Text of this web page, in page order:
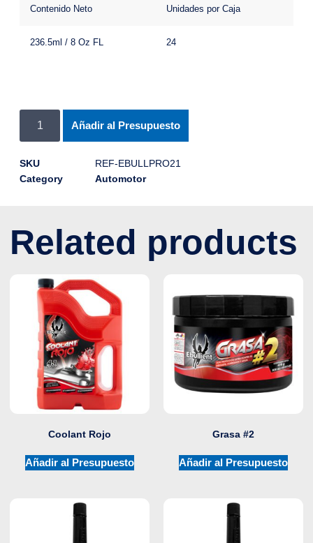
Contenido Neto Unidades por Caja
236.5ml / 8 Oz FL 24
Añadir al Presupuesto
SKU
REF-EBULLPRO21
Category
Automotor
Related products
Coolant Rojo
Añadir al Presupuesto
Grasa #2
Añadir al Presupuesto